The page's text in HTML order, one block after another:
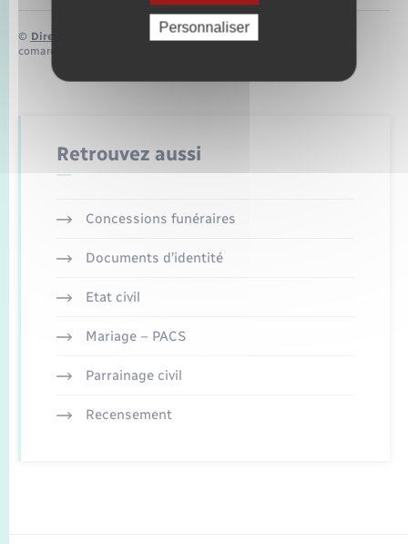
© Direction de l’information légale et administrative
comarquage developpé par
Retrouvez aussi
Concessions funéraires
Documents d’identité
Etat civil
Mariage – PACS
Parrainage civil
Recensement
Personnaliser